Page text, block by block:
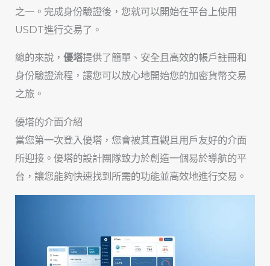
之一。完成身份驗證後，您就可以開始在平台上使用
USDT進行交易了。
總的來說，優塔提供了簡單、安全且高效的帳戶註冊和
身份驗證流程，讓您可以放心地開始您的加密貨幣交易
之旅。
優塔的介面介紹
當您第一次登入優塔，您會被其直觀且用戶友好的介面
所迎接。優塔的設計團隊致力於創造一個易於導航的平
台，讓您能夠快速找到所需的功能並高效地進行交易。